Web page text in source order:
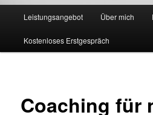
Leistungsangebot Über mich
Kostenloses Erstgespräch
Coaching für